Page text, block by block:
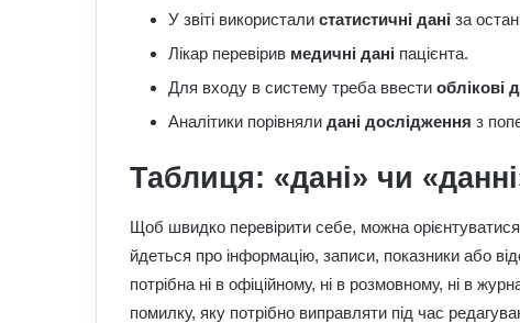
У звіті використали статистичні дані за
Лікар перевірив медичні дані пацієнта.
Для входу в систему треба ввести облікові
Аналітики порівняли дані дослідження з
Таблиця: «дані» чи
Щоб швидко перевірити себе, можна
йдеться про інформацію, записи, показники або
потрібна ні в офіційному, ні в розмовному, ні в
помилку, яку потрібно виправляти під час